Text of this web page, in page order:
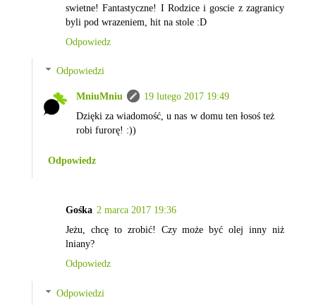
swietne! Fantastyczne! I Rodzice i goscie z zagranicy
byli pod wrazeniem, hit na stole :D
Odpowiedz
Odpowiedzi
MniuMniu
19 lutego 2017 19:49
Dzięki za wiadomość, u nas w domu ten łosoś też
robi furorę! :))
Odpowiedz
Gośka 2 marca 2017 19:36
Jeżu, chcę to zrobić! Czy może być olej inny niż
lniany?
Odpowiedz
Odpowiedzi